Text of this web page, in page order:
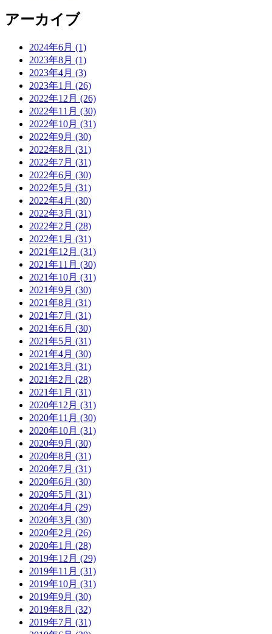
アーカイブ
2024年6月 (1)
2023年8月 (1)
2023年4月 (3)
2023年1月 (26)
2022年12月 (26)
2022年11月 (30)
2022年10月 (31)
2022年9月 (30)
2022年8月 (31)
2022年7月 (31)
2022年6月 (30)
2022年5月 (31)
2022年4月 (30)
2022年3月 (31)
2022年2月 (28)
2022年1月 (31)
2021年12月 (31)
2021年11月 (30)
2021年10月 (31)
2021年9月 (30)
2021年8月 (31)
2021年7月 (31)
2021年6月 (30)
2021年5月 (31)
2021年4月 (30)
2021年3月 (31)
2021年2月 (28)
2021年1月 (31)
2020年12月 (31)
2020年11月 (30)
2020年10月 (31)
2020年9月 (30)
2020年8月 (31)
2020年7月 (31)
2020年6月 (30)
2020年5月 (31)
2020年4月 (29)
2020年3月 (30)
2020年2月 (26)
2020年1月 (28)
2019年12月 (29)
2019年11月 (31)
2019年10月 (31)
2019年9月 (30)
2019年8月 (32)
2019年7月 (31)